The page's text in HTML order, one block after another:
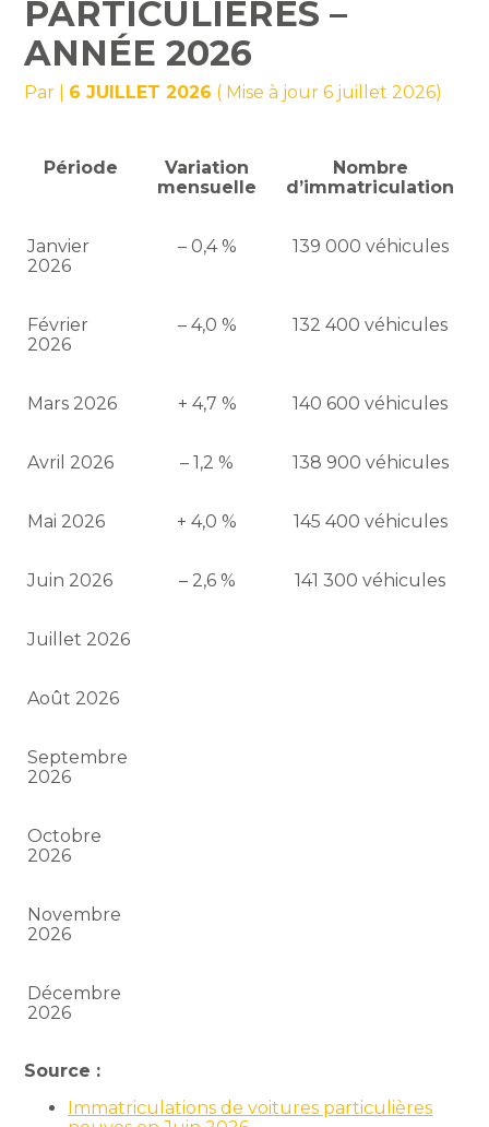
PARTICULIÈRES –
ANNÉE 2026
Par 6 JUILLET 2026 ( Mise à jour 6 juillet 2026)
Période
Variation
mensuelle
Nombre
d’immatriculation
Janvier
2026
– 0,4 % 139 000 véhicules
Février
2026
– 4,0 % 132 400 véhicules
Mars 2026 + 4,7 % 140 600 véhicules
Avril 2026 – 1,2 % 138 900 véhicules
Mai 2026 + 4,0 % 145 400 véhicules
Juin 2026 – 2,6 % 141 300 véhicules
Juillet 2026
Août 2026
Septembre
2026
Octobre
2026
Novembre
2026
Décembre
2026
Source :
Immatriculations de voitures particulières